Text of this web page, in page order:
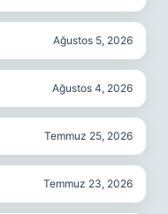
Ağustos 5, 2026
Ağustos 4, 2026
Temmuz 25, 2026
Temmuz 23, 2026